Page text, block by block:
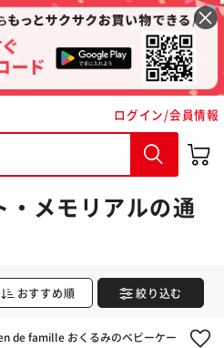
ログイン/会員情報
・メモリアルの通
おすすめ順 絞り込む
de famille おくるみのベビーケー
購入手続きへ